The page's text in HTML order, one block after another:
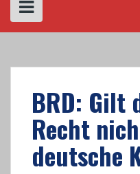
BRD: Gilt
Recht
deutsche